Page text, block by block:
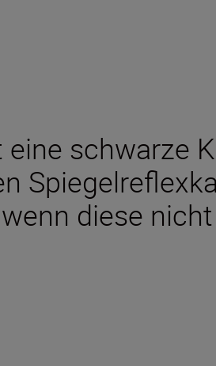
eine schwarze
diese